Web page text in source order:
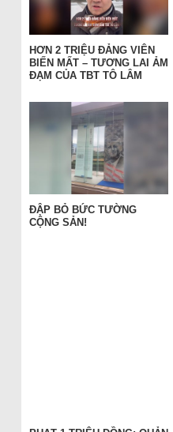
HƠN 2 TRIỆU ĐẢNG VIÊN
BIẾN MẤT – TƯƠNG LAI ẢM
ĐẠM CỦA TBT TÔ LÂM
ĐẬP BỎ BỨC TƯỜNG
CỘNG SẢN!